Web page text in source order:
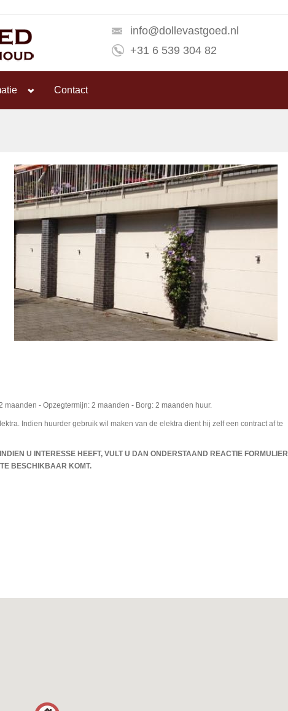
info@dollevastgoed.nl
+31 6 539 304 82
Contact
- Opzegtermijn: 2 maanden - Borg: 2 maanden huur.
Indien huurder gebruik wil maken van de elektra dient hij zelf een contract af te
U INTERESSE HEEFT, VULT U DAN ONDERSTAAND REACTIE FORMULIER
BESCHIKBAAR KOMT.